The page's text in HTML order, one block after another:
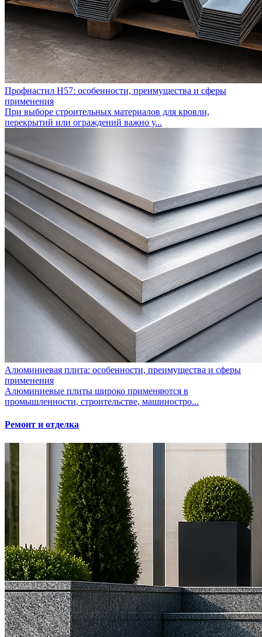
Профнастил Н57: особенности, преимущества и сферы
применения
При выборе строительных материалов для кровли,
перекрытий или ограждений важно у...
Алюминиевая плита: особенности, преимущества и сферы
применения
Алюминиевые плиты широко применяются в
промышленности, строительстве, машиностро...
Ремонт и отделка